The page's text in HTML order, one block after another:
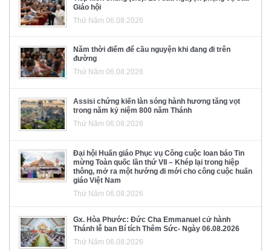
Giáo hội
Thứ Năm 06.08.2026
Năm thời điểm để cầu nguyện khi đang đi trên
đường
Thứ Năm 06.08.2026
Assisi chứng kiến làn sóng hành hương tăng vọt
trong năm kỷ niệm 800 năm Thánh
Thứ Năm 06.08.2026
Đại hội Huấn giáo Phục vụ Công cuộc loan báo Tin
mừng Toàn quốc lần thứ VII – Khép lại trong hiệp
thông, mở ra một hướng đi mới cho công cuộc huấn
giáo Việt Nam
Thứ Năm 06.08.2026
Gx. Hòa Phước: Đức Cha Emmanuel cử hành
Thánh lễ ban Bí tích Thêm Sức- Ngày 06.08.2026
Thứ Năm 06.08.2026